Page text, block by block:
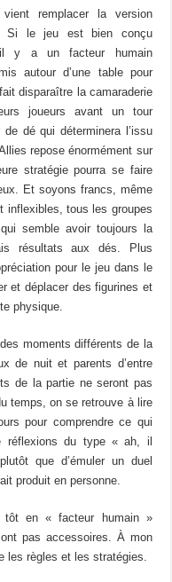
remplacer la version
Si le jeu est bien conçu
y a un facteur humain
autour d’une table pour
disparaître la camaraderie
joueurs avant un tour
dé qui déterminera l’issu
repose énormément sur
stratégie pourra se faire
Et soyons francs, même
inflexibles, tous les groupes
semble avoir toujours la
résultats aux dés. Plus
pour le jeu dans le
et déplacer des figurines et
physique.
moments différents de la
de nuit et parents d’entre
de la partie ne seront pas
temps, on se retrouve à lire
pour comprendre ce qui
réflexions du type « ah, il
que d’émuler un duel
produit en personne.
tôt en « facteur humain »
pas accessoires. À mon
les règles et les stratégies.